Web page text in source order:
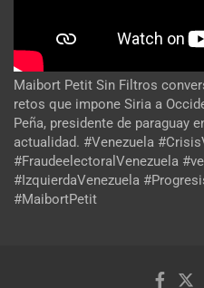
Maibort Petit Sin Filtros
retos que impone Siria a
Peña, presidente de paraguay
actualidad. #Venezuela
#FraudeelectoralVenezuela
#IzquierdaVenezuela
#MaibortPetit